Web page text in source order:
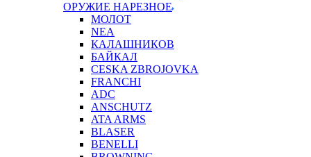
ОРУЖИЕ НАРЕЗНОЕ
МОЛОТ
NEA
КАЛАШНИКОВ
БАЙКАЛ
CESKA ZBROJOVKA
FRANCHI
ADC
ANSCHUTZ
ATA ARMS
BLASER
BENELLI